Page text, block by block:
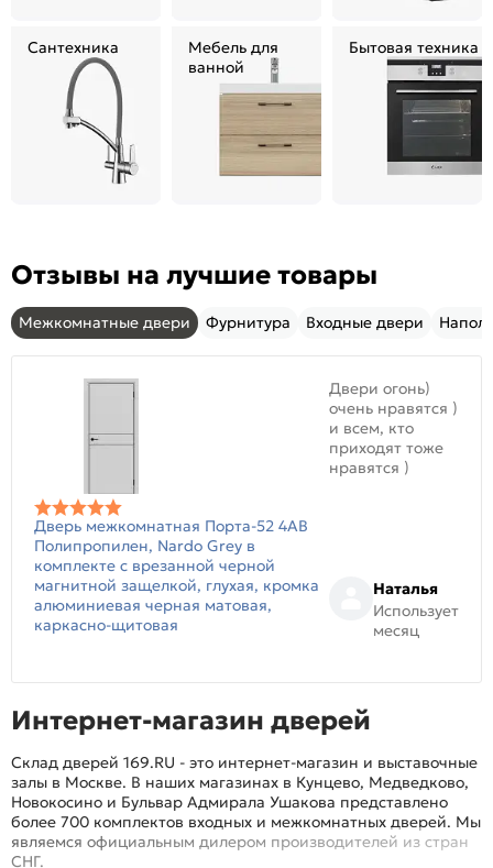
Сантехника
Мебель для
ванной
Бытовая техника
Отзывы на лучшие товары
Межкомнатные двери Фурнитура Входные двери
Дверь межкомнатная Порта-52 4AB
Полипропилен, Nardo Grey в
комплекте с врезанной черной
магнитной защелкой, глухая, кромка
алюминиевая черная матовая,
каркасно-щитовая
Двери огонь)
очень нравятся )
и всем, кто
приходят тоже
нравятся )
Наталья
Использует
месяц
Интернет-магазин дверей
Склад дверей 169.RU - это интернет-магазин и выставочные
залы в Москве. В наших магазинах в Кунцево, Медведково,
Новокосино и Бульвар Адмирала Ушакова представлено
более 700 комплектов входных и межкомнатных дверей. Мы
являемся официальным дилером производителей из стран
СНГ.